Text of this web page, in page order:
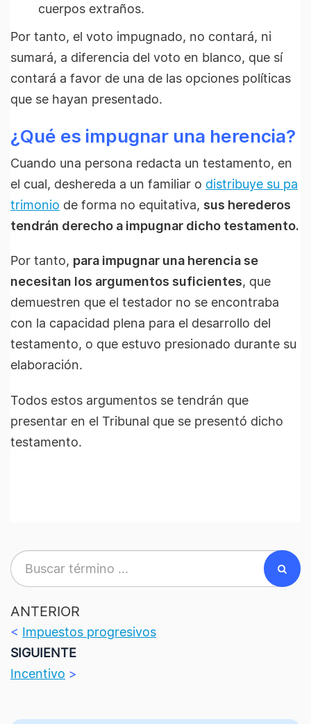
cuerpos extraños.
Por tanto, el voto impugnado, no contará, ni
sumará, a diferencia del voto en blanco, que sí
contará a favor de una de las opciones políticas
que se hayan presentado.
¿Qué es impugnar una herencia?
Cuando una persona redacta un testamento, en
el cual, deshereda a un familiar o distribuye su pa
trimonio de forma no equitativa, sus herederos
tendrán derecho a impugnar dicho testamento.
Por tanto, para impugnar una herencia se
necesitan los argumentos suficientes, que
demuestren que el testador no se encontraba
con la capacidad plena para el desarrollo del
testamento, o que estuvo presionado durante su
elaboración.
Todos estos argumentos se tendrán que
presentar en el Tribunal que se presentó dicho
testamento.
ANTERIOR
< Impuestos progresivos
SIGUIENTE
Incentivo >